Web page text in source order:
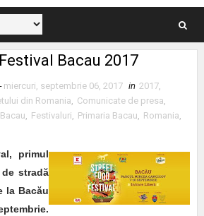
Bacau 2017
- miercuri, septembrie 06, 2017 in 2017,
din Romania, Comunicate de presa,
, Festivaluri, Primaria Bacau, Romania,
primul
stradă
la Bacău